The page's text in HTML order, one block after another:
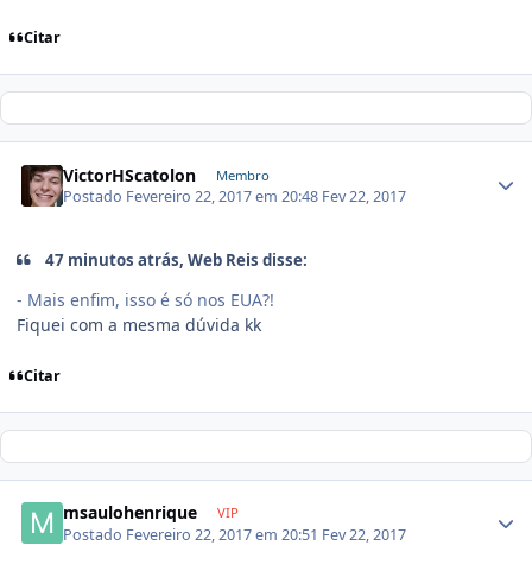
Citar
VictorHScatolon Membro
Postado Fevereiro 22, 2017 em 20:48 Fev 22, 2017
47 minutos atrás, Web Reis disse:
- Mais enfim, isso é só nos EUA?!
Fiquei com a mesma dúvida kk
Citar
msaulohenrique VIP
Postado Fevereiro 22, 2017 em 20:51 Fev 22, 2017